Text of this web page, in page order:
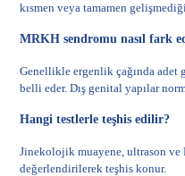
kısmen veya tamamen
MRKH sendromu nasıl fark
Genellikle ergenlik çağında adet
belli eder. Dış genital yapılar
Hangi testlerle teşhis edilir?
Jinekolojik muayene, ultrason
değerlendirilerek teşhis konur.